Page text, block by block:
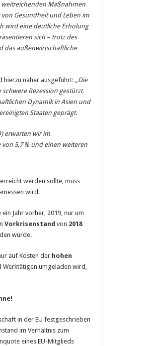
Maßnahmen
Gesundheit und Leben im
wird eine deutliche Erholung
sich – trotz des
das außenwirtschaftliche
hierzu näher ausgeführt: „Die
Rezession gestürzt.
Dynamik in Asien und
Staaten geprägt.
erwarten wir im
von 5,7 % und einen weiteren
werden sollte, muss
wird.
Jahr vorher, 2019, nur um
Vorkrisenstand von 2018
würde.
auf Kosten der hohen
Werktätigen umgeladen wird,
in der EU festgeschrieben
im Verhältnis zum
eines EU-Mitglieds